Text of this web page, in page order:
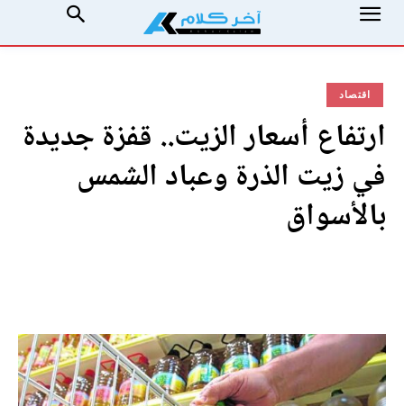
اقتصاد
ارتفاع أسعار الزيت.. قفزة جديدة
في زيت الذرة وعباد الشمس
بالأسواق